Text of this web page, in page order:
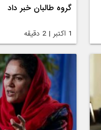
گروه طالبان خبر داد
1 اکتبر | 2 دقیقه